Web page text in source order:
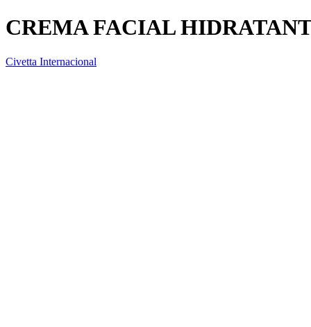
CREMA FACIAL
Civetta Internacional